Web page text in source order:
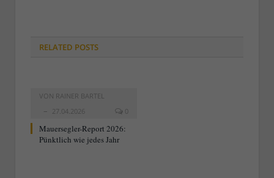
RELATED POSTS
VON RAINER BARTEL
27.04.2026
0
Mauersegler-Report 2026:
Pünktlich wie jedes Jahr